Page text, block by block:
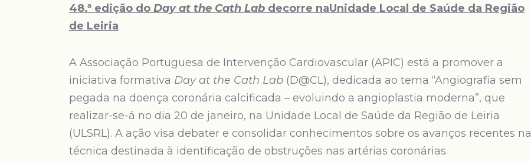
48.ª edição do Day at the Cath Lab decorre naUnidade Local de Saúde da Região
de Leiria
A Associação Portuguesa de Intervenção Cardiovascular (APIC) está a promover a
iniciativa formativa Day at the Cath Lab (D@CL), dedicada ao tema “Angiografia sem
pegada na doença coronária calcificada – evoluindo a angioplastia moderna”, que
realizar-se-á no dia 20 de janeiro, na Unidade Local de Saúde da Região de Leiria
(ULSRL). A ação visa debater e consolidar conhecimentos sobre os avanços recentes na
técnica destinada à identificação de obstruções nas artérias coronárias.